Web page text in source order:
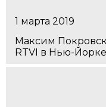
1 марта 2019
Максим
RTVI в Нью-